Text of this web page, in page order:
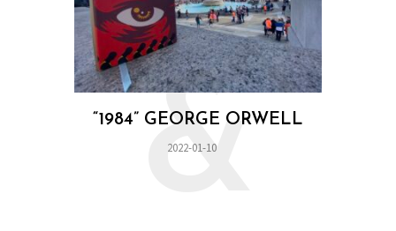
“1984” GEORGE ORWELL
2022-01-10
&